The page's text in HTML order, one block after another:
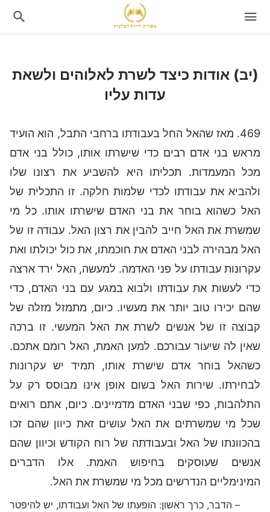
(יב) אודות כיצד לשרת לאלוהים ולשאת עדות עליו
(יב) אודות כיצד לשרת לאלוהים ולשאת
עדות עליו
469. מאז שהאל החל בעבודתו ברחבי התבל, הוא הועיד
מראש בני אדם רבים כדי שישרתו אותו, כולל בני אדם
מכל המעמדות. תכליתו היא להשביע את רצונו שלו
ולהביא את עבודתו לכדי שלמות חלקה. זו התכלית של
האל כשהוא בוחר את בני האדם שישרתו אותו. כל מי
שמשרת את האל חייב להבין את רצון האל. עבודה זו של
האל מבהירה לבני האדם את חוכמתו, את כול יכולתו ואת
עקרונות עבודתו על פני האדמה. למעשה, האל ירד ארצה
כדי לעשות את עבודתו ולבוא במגע עם בני האדם, כדי
שהם יכירו טוב יותר את מעשיו. כיום, מתמזל מזלה של
קבוצה זו של אנשים לשרת את האל המעשי. זו ברכה
שאין לה שיעור עבורכם. למען האמת, האל רומם אתכם.
כשהאל בוחר אדם שישרת אותו, תמיד יש עקרונות
לבחירתו. שירות האל בשום אופן אינו מבוסס רק על
התלהבות, כפי שבני האדם מדמיינים. כיום, אתם רואים
שכל מי שמשרתים את האל עושים זאת כיוון שהם זכו
בהכוונתו של האל ובעבודתה של רוח הקודש וכיוון שהם
אנשים שעוסקים בחיפוש האמת. אלו הדברים
המינימליים הנדרשים מכל מי שמשרת את האל.
– הדבר, כרך ראשון: הופעתו של האל ועבודתו, יש להיפטר